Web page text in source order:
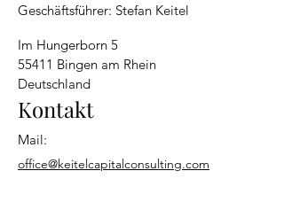
Geschäftsführer: Stefan Keitel
Im Hungerborn 5
55411 Bingen am Rhein
Deutschland
​Kontakt
Mail:
office@keitelcapitalconsulting.com